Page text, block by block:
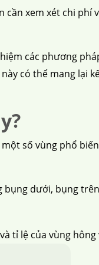
xem xét chi phí
các phương
có thể mang lại
số vùng phổ
dưới, bụng
tỉ lệ của vùng hông